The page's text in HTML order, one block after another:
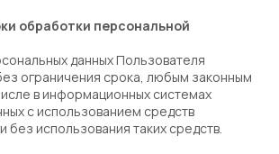
обработки персональной
данных Пользователя
ограничения срока, любым законным
в информационных системах
с использованием средств
без использования таких средств.